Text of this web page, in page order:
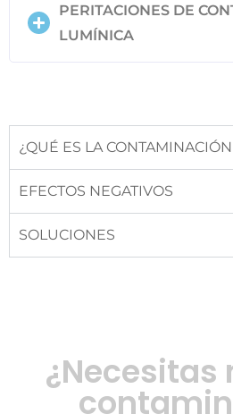
PERITACIONES DE
LUMÍNICA
¿QUÉ ES LA
EFECTOS NEGATIVOS
SOLUCIONES
¿Necesitas